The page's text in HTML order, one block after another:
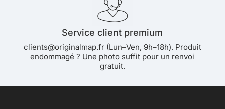
Service client premium
clients@originalmap.fr (Lun–Ven, 9h–18h). Produit
endommagé ? Une photo suffit pour un renvoi
gratuit.